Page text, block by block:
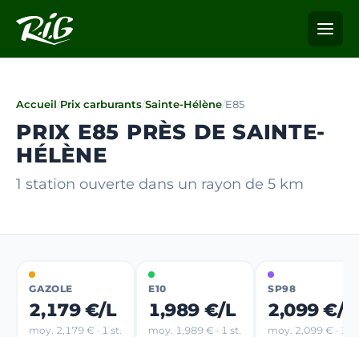
Accueil/Prix carburants/Sainte-Hélène/E85
PRIX E85 PRÈS DE SAINTE-
HÉLÈNE
1 station ouverte dans un rayon de 5 km
GAZOLE
2,179 €/L
moy. 2,179 € · 1 st.
E10
1,989 €/L
moy. 1,989 € · 1 st.
SP98
2,099 €/L
moy. 2,099 € · 1